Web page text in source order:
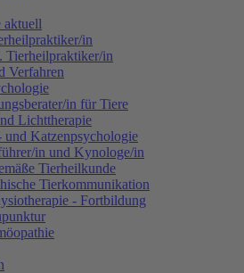
aktuell
in
Tierheilpraktiker/in
Verfahren
in für Tiere
Lichttherapie
und Katzenpsychologie
in und Kynologe/in
Tierheilkunde
Tierkommunikation
- Fortbildung